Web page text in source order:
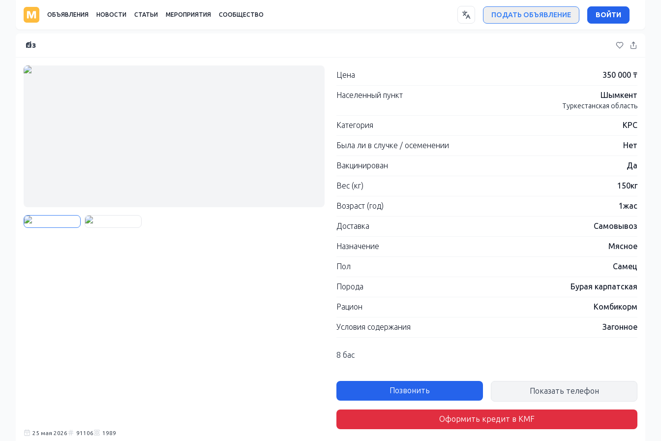
ОБЪЯВЛЕНИЯ НОВОСТИ СТАТЬИ МЕРОПРИЯТИЯ СООБЩЕСТВО ПОДАТЬ ОБЪЯВЛЕНИЕ ВОЙТИ
Өгіз
Цена 350 000 ₸
Населенный пункт Шымкент
Туркестанская область
Категория КРС
Была ли в случке / осеменении Нет
Вакцинирован Да
Вес (кг) 150кг
Возраст (год) 1жас
Доставка Самовывоз
Назначение Мясное
Пол Самец
Порода Бурая карпатская
Рацион Комбикорм
Условия содержания Загонное
8 бас
Позвонить Показать телефон
Оформить кредит в KMF
25 мая 2026 91106 1989